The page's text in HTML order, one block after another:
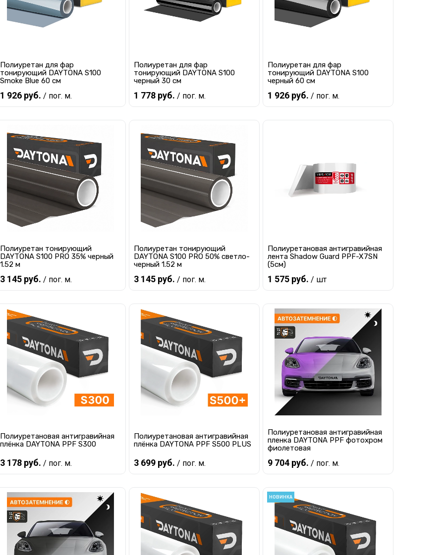
Полиуретан для фар
тонирующий DAYTONA S100
Smoke Blue 60 см
1 926 руб. / пог. м.
Купить в 1 клик
В избранное В наличии
Полиуретан для фар
тонирующий DAYTONA S100
черный 30 см
1 778 руб. / пог. м.
Купить в 1 клик
В избранное В наличии
Полиуретан для фар
тонирующий DAYTONA S100
черный 60 см
1 926 руб. / пог. м.
В избранное
Полиуретан тонирующий
DAYTONA S100 PRO 35% черный
1.52 м
3 145 руб. / пог. м.
Купить в 1 клик К сравнению
В избранное В наличии
Полиуретан тонирующий
DAYTONA S100 PRO 50% светло-
черный 1.52 м
3 145 руб. / пог. м.
Купить в 1 клик К сравнению
В избранное В наличии
Полиуретановая антигравийная
лента Shadow Guard PPF-X7SN
(5см)
1 575 руб. / шт
В корзину
Купить в 1 клик К сравнению
В избранное Мало
Полиуретановая антигравийная
плёнка DAYTONA PPF S300
3 178 руб. / пог. м.
В корзину
Купить в 1 клик К сравнению
В избранное В наличии
Полиуретановая антигравийная
плёнка DAYTONA PPF S500 PLUS
3 699 руб. / пог. м.
Купить в 1 клик К сравнению
В избранное В наличии
Полиуретановая антигравийная
пленка DAYTONA PPF фотохром
фиолетовая
9 704 руб. / пог. м.
Купить в 1 клик К сравнению
В избранное В наличии
НОВИНКА